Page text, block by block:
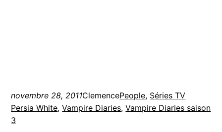
novembre 28, 2011ClemencePeople, Séries TV
Persia White, Vampire Diaries, Vampire Diaries saison
3